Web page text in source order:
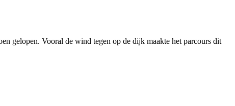
gelopen. Vooral de wind tegen op de dijk maakte het parcours dit